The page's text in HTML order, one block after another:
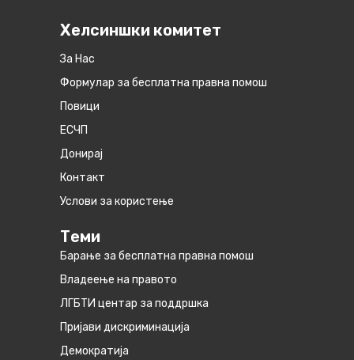
Хелсиншки комитет
За Нас
Формулар за бесплатна правна помош
Повици
ЕСЧП
Донирај
Контакт
Услови за користење
Теми
Барање за бесплатна правна помош
Владеење на правото
ЛГБТИ центар за поддршка
Пријави дискриминација
Демократија